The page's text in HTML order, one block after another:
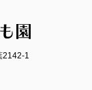
2142-1